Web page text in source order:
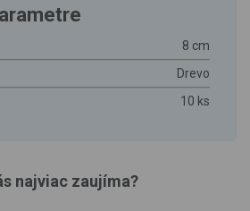
8 cm
Drevo
10 ks
najviac zaujíma?